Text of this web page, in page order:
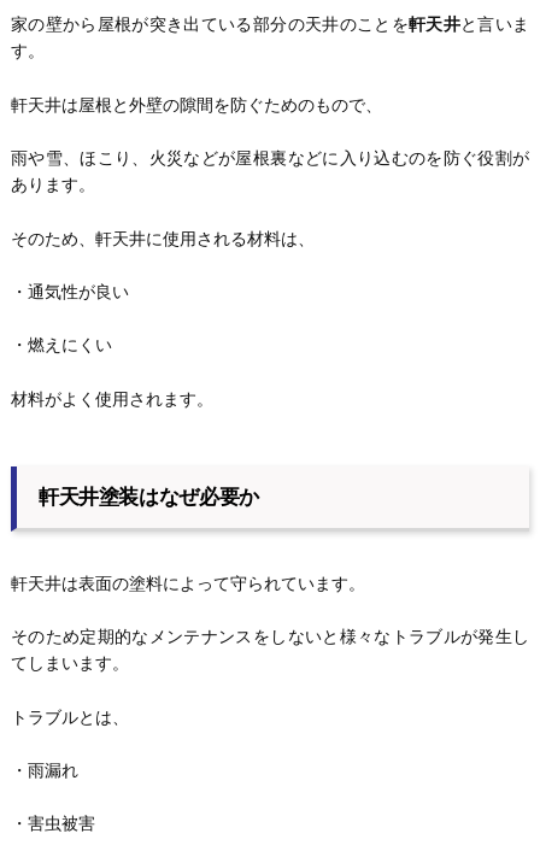
家の壁から屋根が突き出ている部分の天井のことを軒天井と言いま
す。
軒天井は屋根と外壁の隙間を防ぐためのもので、
雨や雪、ほこり、火災などが屋根裏などに入り込むのを防ぐ役割が
あります。
そのため、軒天井に使用される材料は、
・通気性が良い
・燃えにくい
材料がよく使用されます。
軒天井塗装はなぜ必要か
軒天井は表面の塗料によって守られています。
そのため定期的なメンテナンスをしないと様々なトラブルが発生し
てしまいます。
トラブルとは、
・雨漏れ
・害虫被害